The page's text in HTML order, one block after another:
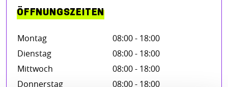
ÖFFNUNGSZEITEN
Montag
08:00 - 18:00
Dienstag
08:00 - 18:00
Mittwoch
08:00 - 18:00
Donnerstag
08:00 - 18:00